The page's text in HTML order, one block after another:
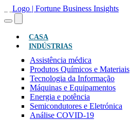
CASA
INDÚSTRIAS
Assistência médica
Produtos Químicos e Materiais
Tecnologia da Informação
Máquinas e Equipamentos
Energia e potência
Semicondutores e Eletrónica
Análise COVID-19